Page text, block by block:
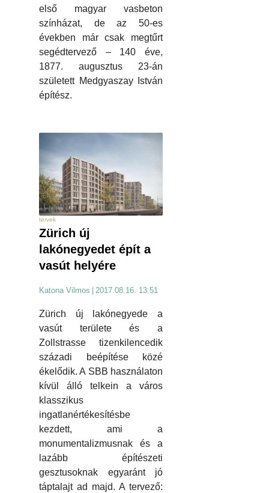
első magyar vasbeton
színházat, de az 50-es
években már csak megtűrt
segédtervező – 140 éve,
1877. augusztus 23-án
született Medgyaszay István
építész.
tervek
Zürich új
lakónegyedet épít a
vasút helyére
Katona Vilmos | 2017.08.16. 13:51
Zürich új lakónegyede a
vasút területe és a
Zollstrasse tizenkilencedik
századi beépítése közé
ékelődik. A SBB használaton
kívül álló telkein a város
klasszikus
ingatlanértékesítésbe
kezdett, ami a
monumentalizmusnak és a
lazább építészeti
gesztusoknak egyaránt jó
táptalajt ad majd. A tervező: